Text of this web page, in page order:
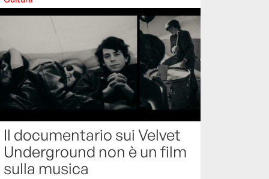
Il documentario sui Velvet
Underground non è un film
sulla musica